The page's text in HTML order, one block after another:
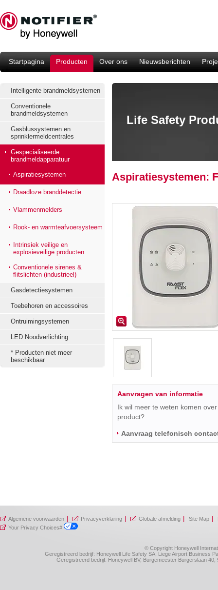
Startpagina Producten Over ons Nieuwsberichten
Intelligente brandmeldsystemen
Conventionele
brandmeldsystemen
Gasblussystemen en
sprinklermeldcentrales
Gespecialiseerde
brandmeldapparatuur
Aspiratiesystemen
Draadloze branddetectie
Vlammenmelders
Rook- en warmteafvoersysteem
Intrinsiek veilige en
explosieveilige producten
Conventionele sirenes &
flitslichten (industrieel)
Gasdetectiesystemen
Toebehoren en accessoires
Ontruimingsystemen
LED Noodverlichting
* Producten niet meer
beschikbaar
Life Safety
Aspiratiesystemen:
Aanvragen van informatie
Ik wil meer te weten komen
product?
Aanvraag telefonisch
Algemene voorwaarden | Privacyverklaring | Globale afmelding | Site Map |
Your Privacy Choices#
© Copyright Honeywell
Geregistreerd bedrijf: Honeywell Life Safety SA, Liege Airport Business
Geregistreerd bedrijf: Honeywell BV, Burgemeester Burgerslaan